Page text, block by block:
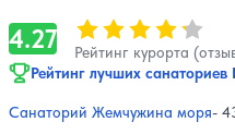
4.27 Оценка, количество
Рейтинг курорта
Рейтинг лучших
Санаторий Жемчужина моря-